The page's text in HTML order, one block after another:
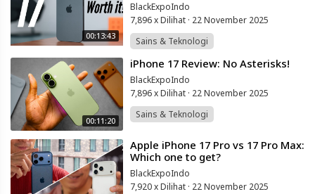
00:13:43
BlackExpoIndo
7,896 x Dilihat · 22 November 2025
Sains & Teknologi
00:11:20
⁣iPhone 17 Review: No Asterisks!
BlackExpoIndo
7,896 x Dilihat · 22 November 2025
Sains & Teknologi
⁣Apple iPhone 17 Pro vs 17 Pro Max:
Which one to get?
BlackExpoIndo
7,920 x Dilihat · 22 November 2025